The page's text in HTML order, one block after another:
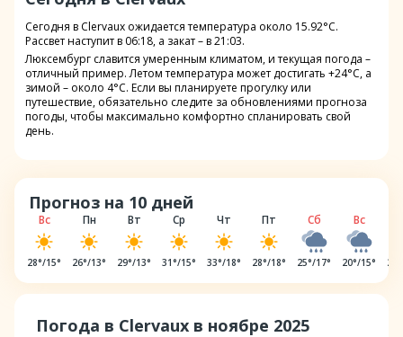
Сегодня в Clervaux ожидается температура около 15.92°C.
Рассвет наступит в 06:18, а закат – в 21:03.
Люксембург славится умеренным климатом, и текущая погода –
отличный пример. Летом температура может достигать +24°C, а
зимой – около 4°C. Если вы планируете прогулку или
путешествие, обязательно следите за обновлениями прогноза
погоды, чтобы максимально комфортно спланировать свой
день.
Прогноз на 10 дней
Вс
28°/15°
Пн
26°/13°
Вт
29°/13°
Ср
31°/15°
Чт
33°/18°
Пт
28°/18°
Сб
25°/17°
Вс
20°/15° 21
Погода в Clervaux в ноябре 2025